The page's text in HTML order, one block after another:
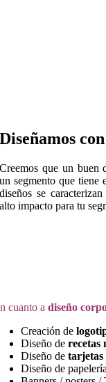
Diseñamos
Creemos que un buen
un segmento que tiene
diseños se
alto impacto para tu
cuanto adiseño
Creación de
Diseño de recetas
Diseño detarjetas
Diseño de